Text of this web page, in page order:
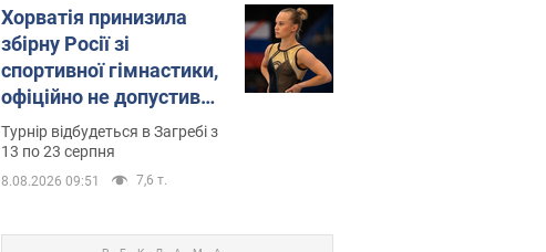
Хорватія принизила
збірну Росії зі
спортивної гімнастики,
офіційно не допустивши
до чемпіонату Європи
основних спортсменів
Турнір відбудеться в Загребі з
13 по 23 серпня
8.08.2026 09:51 7,6 т.